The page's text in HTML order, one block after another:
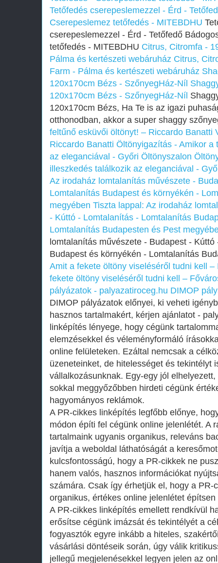
Tetőfedés cserepeslemezzel - Érd -
Cserepeslemez tetőfedés - MITEBDHU
cserepeslemezzel - Érd - Tetőfedő
tetőfedés - MITEBDHU Citrus, Citromfa -
Pálma és kertészeti webáruház Citrus,
Farm - Pálma és kertészeti webáruház
120x170cm Bézs - SzőnyegHáz-Níl
120x170cm Bézs - SzőnyegHáz-Níl
120x170cm Bézs, Ha Te is az igazi
otthonodban, akkor a super shaggy
feltűnő esküvői öltönyt! – Riccardo Banatti
Riccardo Banatti Öltönyigazítás - Amikor a
az eleganciával - Győri Öltönyszalon
illeszkedés találkozik az eleganciával -
Az irodaház lomtalanítás művészete -
Lomtalanítás Budapest és környékén -
megyében Tiszta lappal: Az irodaház
- Kúttó - Lomtalanítás - Lomtalanítás
Lomtalanítás Budapesten és Pest
lomtalanítás művészete - Budapest -
Budapest és környékén - Lomtalanítás
Amit a fekete öltöny viseléséről tudni kell
fekete öltöny viseléséről tudni kell –
pályázatok - palyazatiroceg.hu DIMOP
DIMOP pályázatok előnyei, ki veheti
hasznos tartalmakért, kérjen ajánlatot -
linképítés lényege, hogy cégünk
elemzésekkel és véleményformáló
online felületeken. Ezáltal nemcsak a
üzeneteinket, de hitelességet és tekintélyt
vállalkozásunknak. Egy-egy jól
sokkal meggyőzőbben hirdeti cégünk
hagyományos reklámok.
A PR-cikkes linképítés legfőbb előnye,
módon építi fel cégünk online jelenlétét. A
tartalmaink ugyanis organikus, releváns
javítja a weboldal láthatóságát a
kulcsfontosságú, hogy a PR-cikkek ne
hanem valós, hasznos információkat
számára. Csak így érhetjük el, hogy a PR-
organikus, értékes online jelenlétet
A PR-cikkes linképítés emellett rendkívül
erősítse cégünk imázsát és tekintélyét a
fogyasztók egyre inkább a hiteles,
vásárlási döntéseik során, úgy válik
jellegű megjelenésekkel legyen jelen az